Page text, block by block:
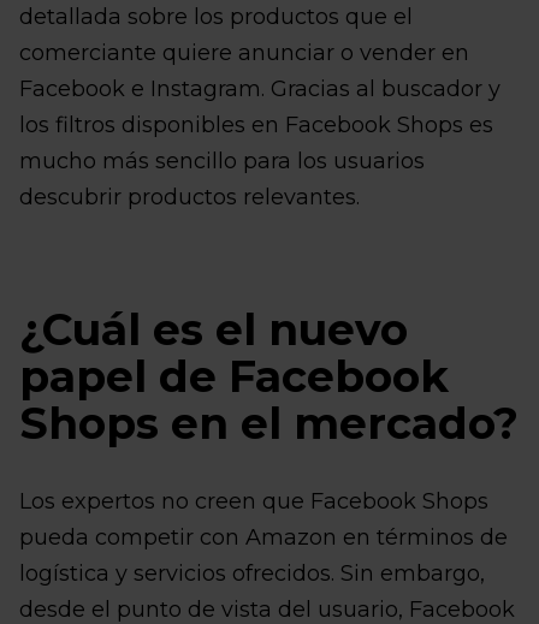
detallada sobre los productos que el
comerciante quiere anunciar o vender en
Facebook e Instagram. Gracias al buscador y
los filtros disponibles en Facebook Shops es
mucho más sencillo para los usuarios
descubrir productos relevantes.
¿Cuál es el nuevo
papel de Facebook
Shops en el mercado?
Los expertos no creen que Facebook Shops
pueda competir con Amazon en términos de
logística y servicios ofrecidos. Sin embargo,
desde el punto de vista del usuario, Facebook